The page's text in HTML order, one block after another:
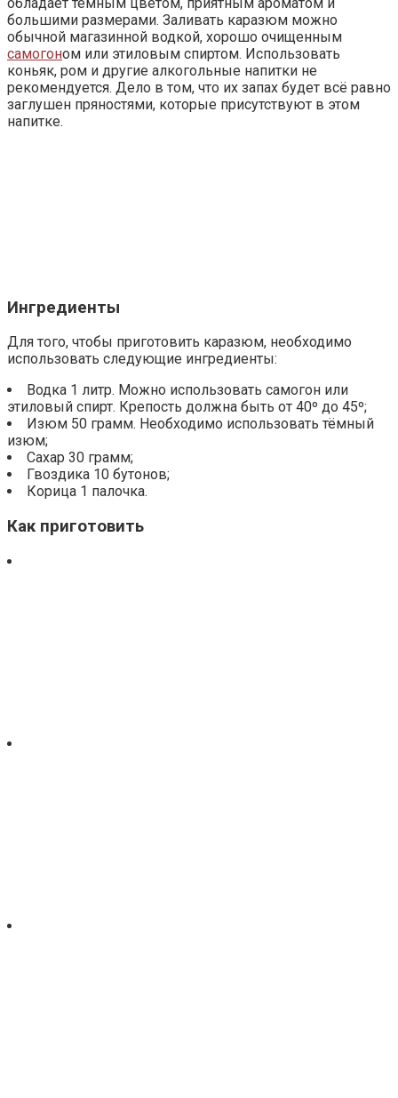
большими размерами. Заливать каразюм можно
обычной магазинной водкой, хорошо очищенным
самогоном или этиловым спиртом. Использовать
коньяк, ром и другие алкогольные напитки не
рекомендуется. Дело в том, что их запах будет всё равно
заглушен пряностями, которые присутствуют в этом
напитке.
Ингредиенты
Для того, чтобы приготовить каразюм, необходимо
использовать следующие ингредиенты:
Водка 1 литр. Можно использовать самогон или
этиловый спирт. Крепость должна быть от 40º до 45º;
Изюм 50 грамм. Необходимо использовать тёмный
изюм;
Сахар 30 грамм;
Гвоздика 10 бутонов;
Корица 1 палочка.
Как приготовить